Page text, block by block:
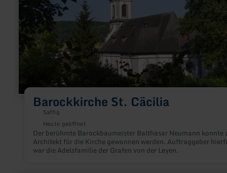
Barockkirche St. Cäcilia
Saffig
Heute geöffnet
Der berühmte Barockbaumeister Balthasar Neumann konnte
Architekt für die Kirche gewonnen werden. Auftraggeber
war die Adelsfamilie der Grafen von der Leyen.